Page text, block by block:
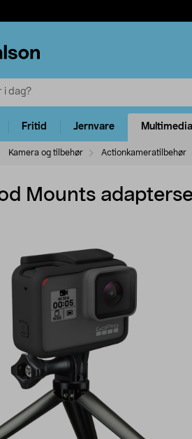
Fritid Jernvare Multimedia
Kamera og tilbehør Actionkameratilbehør
Mounts